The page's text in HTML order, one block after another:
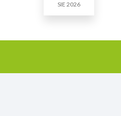
SIE 2026